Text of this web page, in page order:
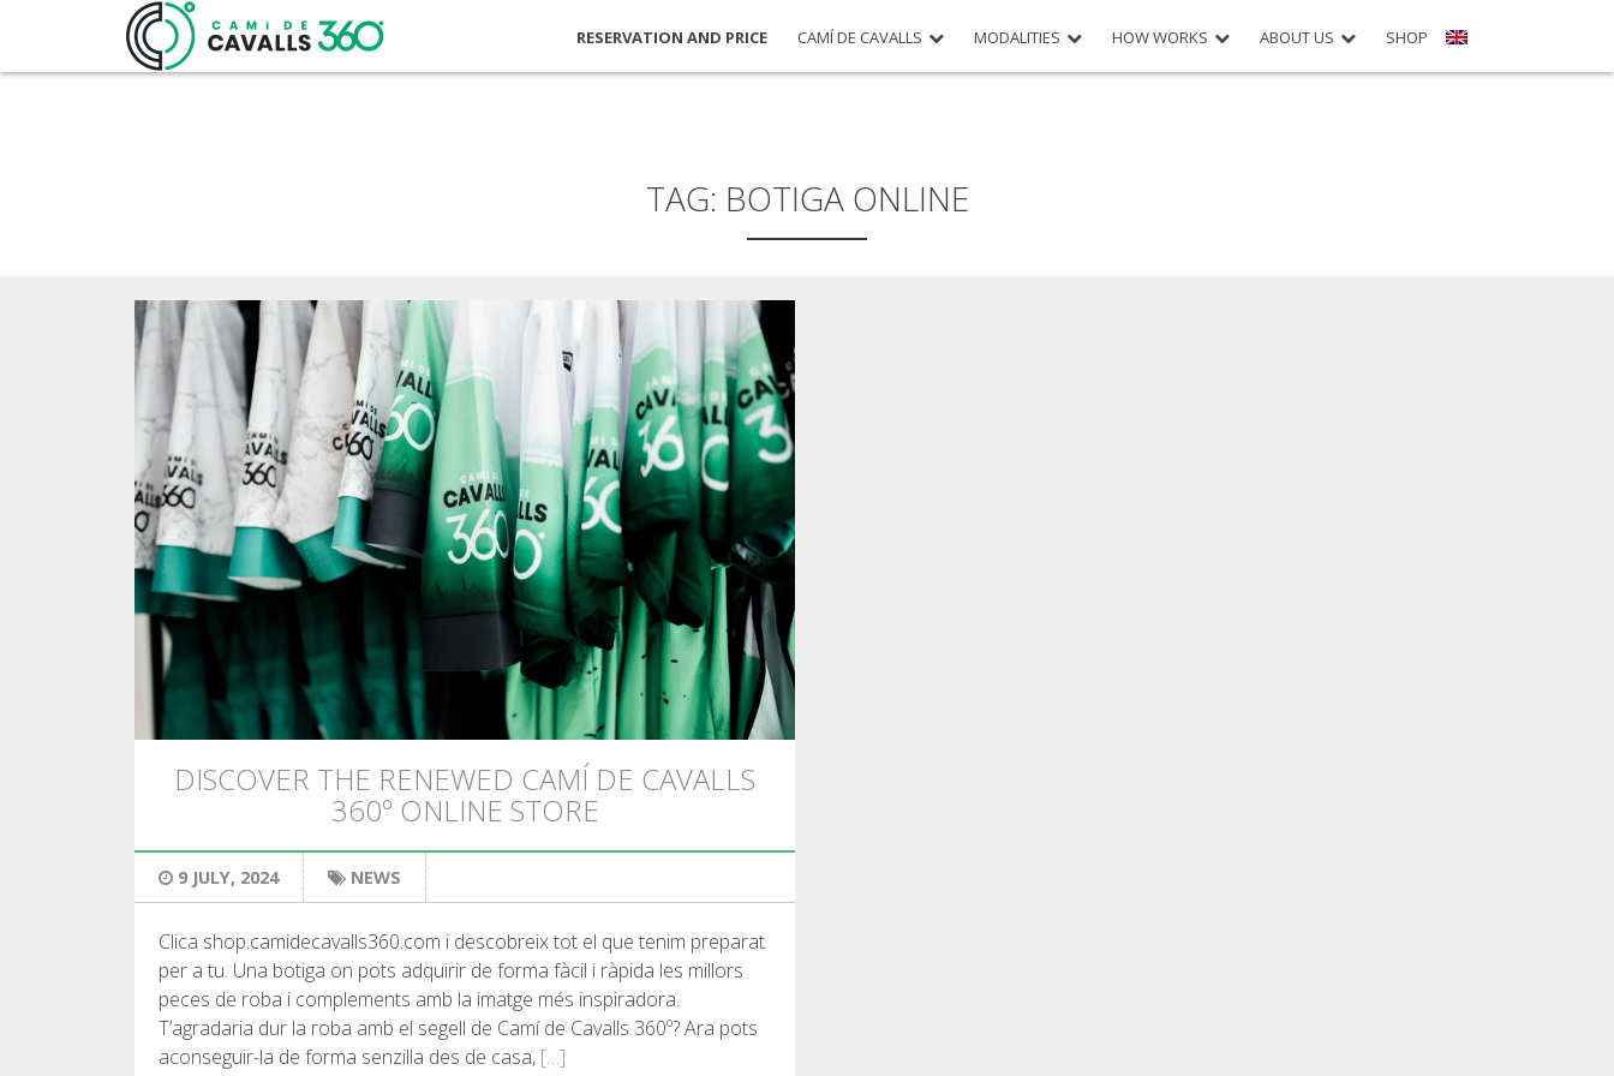
RESERVATION AND PRICE CAMÍ DE CAVALLS MODALITIES HOW WORKS ABOUT US SHOP
TAG: BOTIGA ONLINE
DISCOVER THE RENEWED CAMÍ DE CAVALLS
360º ONLINE STORE
9 JULY, 2024 NEWS
Clica shop.camidecavalls360.com i descobreix tot el que tenim preparat
per a tu. Una botiga on pots adquirir de forma fàcil i ràpida les millors
peces de roba i complements amb la imatge més inspiradora.
T’agradaria dur la roba amb el segell de Camí de Cavalls 360º? Ara pots
aconseguir-la de forma senzilla des de casa, […]